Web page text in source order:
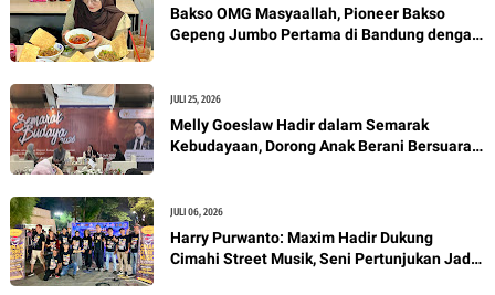
Bakso OMG Masyaallah, Pioneer Bakso
Gepeng Jumbo Pertama di Bandung dengan
JULI 25, 2026
Melly Goeslaw Hadir dalam Semarak
Kebudayaan, Dorong Anak Berani Bersuara
JULI 06, 2026
Harry Purwanto: Maxim Hadir Dukung
Cimahi Street Musik, Seni Pertunjukan Jadi